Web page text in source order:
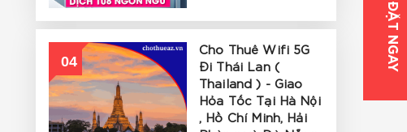
04
Cho Thuê Wifi 5G
Đi Thái Lan (
Thailand ) - Giao
Hỏa Tốc Tại Hà Nội
, Hồ Chí Minh, Hải
ĐẶT NGAY